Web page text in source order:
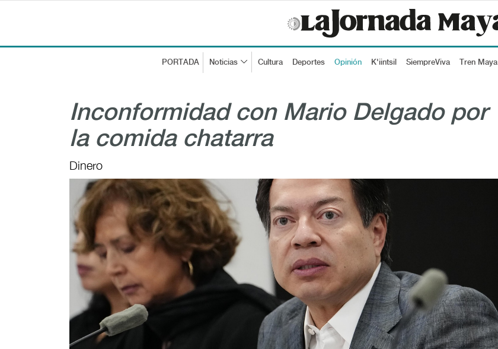
PORTADA Noticias Cultura Deportes Opinión K'iintsil SiempreViva Tren Maya
Inconformidad con Mario Delgado por
la comida chatarra
Dinero